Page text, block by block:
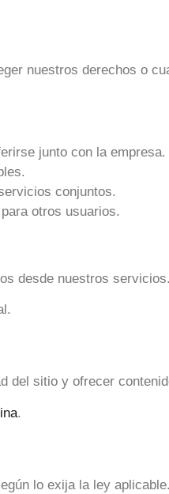
nuestros derechos o
junto con la empresa.
conjuntos.
otros usuarios.
desde nuestros servicios.
del sitio y ofrecer
.
lo exija la ley aplicable.